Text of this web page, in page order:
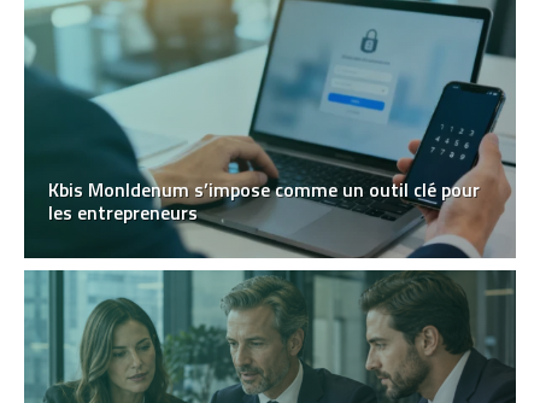
Kbis MonIdenum s’impose comme un outil clé pour
les entrepreneurs